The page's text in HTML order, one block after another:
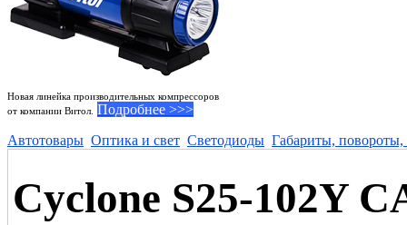
Новая линейка производительных компрессоров
от компании Витол.
Подробнее >>>
Автотовары Оптика и свет Светодиоды Габариты, повороты,
Cyclone S25-102Y